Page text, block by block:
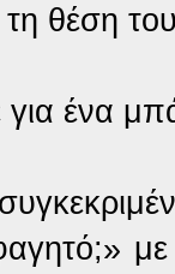
θέση
για ένα